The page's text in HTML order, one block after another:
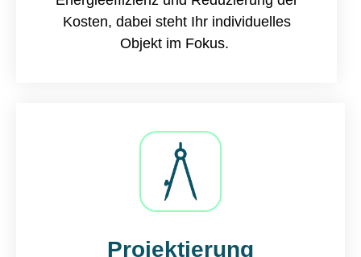
Kosten, dabei steht Ihr individuelles
Objekt im Fokus. ​
Projektierung